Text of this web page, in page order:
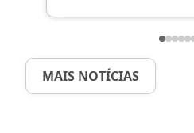
MAIS NOTÍCIAS